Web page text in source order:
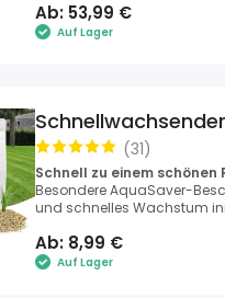
Ab: 53,99 €
Auf Lager
(31)
Schnell zu einem schönen
Besondere AquaSaver-
und schnelles Wachstum
Ab: 8,99 €
Auf Lager